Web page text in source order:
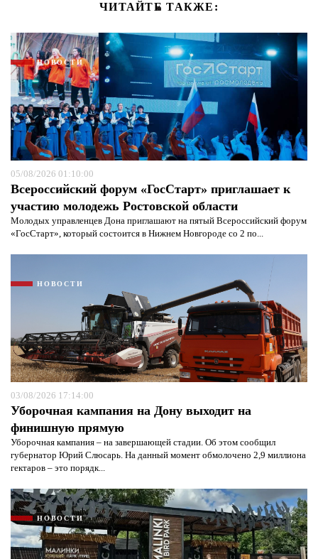
ЧИТАЙТЕ ТАКЖЕ:
НОВОСТИ
05/08/2026 01:10:00
Всероссийский форум «ГосСтарт» приглашает к
участию молодежь Ростовской области
Молодых управленцев Дона приглашают на пятый Всероссийский форум
«ГосСтарт», который состоится в Нижнем Новгороде со 2 по...
НОВОСТИ
03/08/2026 17:14:00
Уборочная кампания на Дону выходит на
финишную прямую
Уборочная кампания – на завершающей стадии. Об этом сообщил
губернатор Юрий Слюсарь. На данный момент обмолочено 2,9 миллиона
гектаров – это порядк...
НОВОСТИ